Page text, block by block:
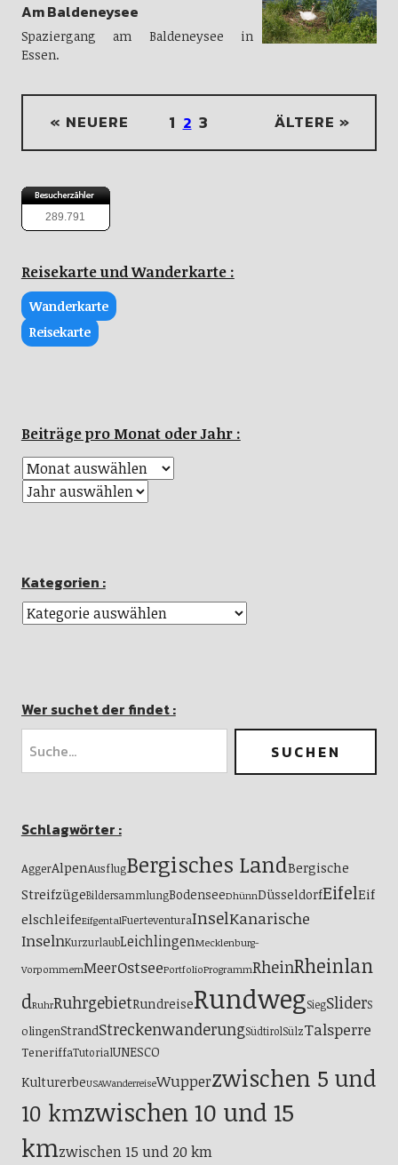
Am Baldeneysee
Spaziergang am Baldeneysee in
Essen.
« NEUERE 1 2 3 ÄLTERE »
289.791
Reisekarte und Wanderkarte :
Wanderkarte
Reisekarte
Beiträge pro Monat oder Jahr :
Kategorien :
Wer suchet der findet :
Schlagwörter :
AggerAlpenAusflugBergisches LandBergische
StreifzügeBildersammlungBodenseeDhünnDüsseldorfEifelEif
elschleifeEifgentalFuerteventuraInselKanarische
InselnKurzurlaubLeichlingenMecklenburg-
VorpommernMeerOstseePortfolioProgrammRheinRheinlan
dRuhrRuhrgebietRundreiseRundwegSiegSliderS
olingenStrandStreckenwanderungSüdtirolSülzTalsperre
TeneriffaTutorialUNESCO
KulturerbeUSAWanderreiseWupperzwischen 5 und
10 kmzwischen 10 und 15
kmzwischen 15 und 20 km